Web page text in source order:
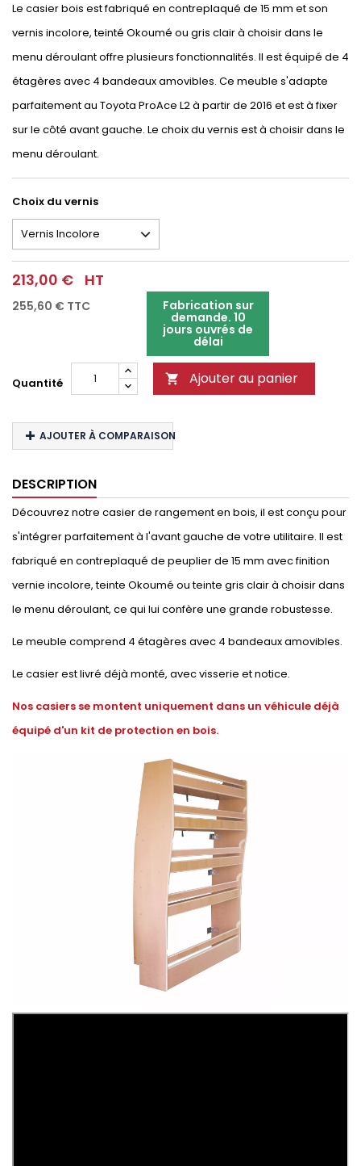
Le casier bois est fabriqué en contreplaqué de 15 mm et son
vernis incolore, teinté Okoumé ou gris clair à choisir dans le
menu déroulant offre plusieurs fonctionnalités. Il est équipé de 4
étagères avec 4 bandeaux amovibles. Ce meuble s'adapte
parfaitement au Toyota ProAce L2 à partir de 2016 et est à fixer
sur le côté avant gauche. Le choix du vernis est à choisir dans le
menu déroulant.
Choix du vernis
213,00 € HT
255,60 € TTC Fabrication sur
demande. 10
jours ouvrés de
délai
Quantité  Ajouter au panier
AJOUTER À COMPARAISON
DESCRIPTION
Découvrez notre casier de rangement en bois, il est conçu pour
s'intégrer parfaitement à l'avant gauche de votre utilitaire. Il est
fabriqué en contreplaqué de peuplier de 15 mm avec finition
vernie incolore, teinte Okoumé ou teinte gris clair à choisir dans
le menu déroulant, ce qui lui confère une grande robustesse.
Le meuble comprend 4 étagères avec 4 bandeaux amovibles.
Le casier est livré déjà monté, avec visserie et notice.
Nos casiers se montent uniquement dans un véhicule déjà
équipé d'un kit de protection en bois.